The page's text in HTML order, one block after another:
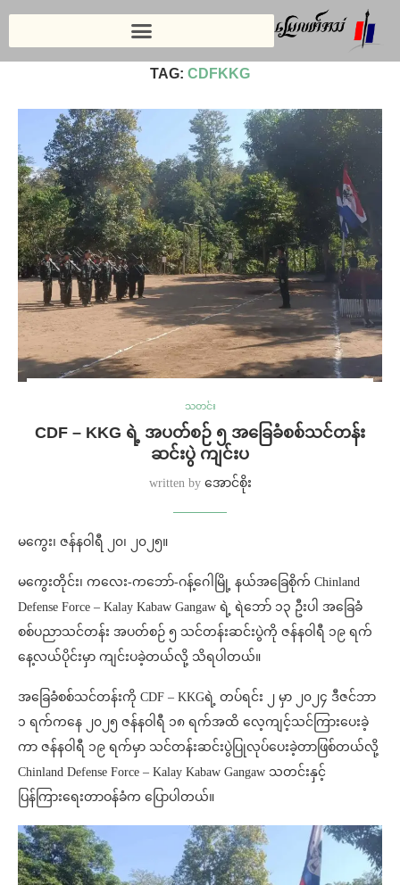
TAG: CDFKKG
သတင်း
CDF – KKG ရဲ့ အပတ်စဉ် ၅ အခြေခံစစ်သင်တန်း
ဆင်းပွဲ ကျင်းပ
written by အောင်စိုး
မကွေး၊ ဇန်နဝါရီ ၂၀၊ ၂၀၂၅။
မကွေးတိုင်း၊ ကလေး-ကဘော်-ဂန့်ဂေါမြို့ နယ်အခြေစိုက် Chinland
Defense Force – Kalay Kabaw Gangaw ရဲ့ ရဲဘော် ၁၃ ဦးပါ အခြေခံ
စစ်ပညာသင်တန်း အပတ်စဉ် ၅ သင်တန်းဆင်းပွဲကို ဇန်နဝါရီ ၁၉ ရက်
နေ့လယ်ပိုင်းမှာ ကျင်းပခဲ့တယ်လို့ သိရပါတယ်။
အခြေခံစစ်သင်တန်းကို CDF – KKGရဲ့ တပ်ရင်း ၂ မှာ ၂၀၂၄ ဒီဇင်ဘာ
၁ ရက်ကနေ ၂၀၂၅ ဇန်နဝါရီ ၁၈ ရက်အထိ လေ့ကျင့်သင်ကြားပေးခဲ့
ကာ ဇန်နဝါရီ ၁၉ ရက်မှာ သင်တန်းဆင်းပွဲပြုလုပ်ပေးခဲ့တာဖြစ်တယ်လို့
Chinland Defense Force – Kalay Kabaw Gangaw သတင်းနှင့်
ပြန်ကြားရေးတာဝန်ခံက ပြောပါတယ်။